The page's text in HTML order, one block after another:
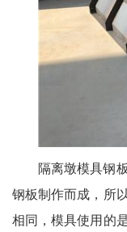
隔离墩模具钢
钢板制作而成，所
相同，模具使用的